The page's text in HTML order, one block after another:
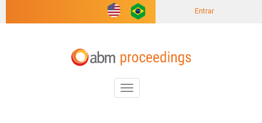
Entrar
Toggle
navigation